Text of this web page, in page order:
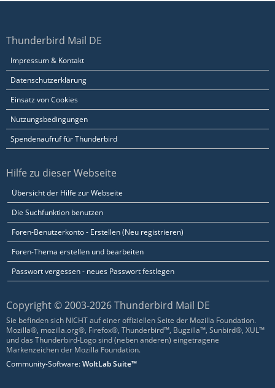
Thunderbird Mail DE
Impressum & Kontakt
Datenschutzerklärung
Einsatz von Cookies
Nutzungsbedingungen
Spendenaufruf für Thunderbird
Hilfe zu dieser Webseite
Übersicht der Hilfe zur Webseite
Die Suchfunktion benutzen
Foren-Benutzerkonto - Erstellen (Neu registrieren)
Foren-Thema erstellen und bearbeiten
Passwort vergessen - neues Passwort festlegen
Copyright © 2003-2026 Thunderbird Mail DE
Sie befinden sich NICHT auf einer offiziellen Seite der Mozilla Foundation.
Mozilla®, mozilla.org®, Firefox®, Thunderbird™, Bugzilla™, Sunbird®, XUL™
und das Thunderbird-Logo sind (neben anderen) eingetragene
Markenzeichen der Mozilla Foundation.
Community-Software:WoltLab Suite™